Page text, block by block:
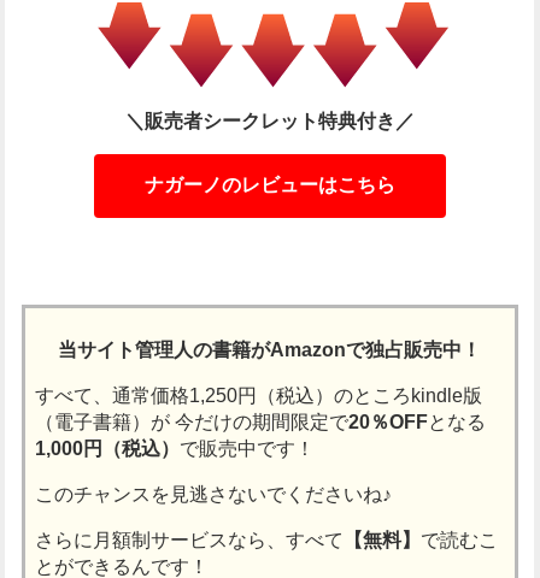
＼販売者シークレット特典付き／
ナガーノのレビューはこちら
当サイト管理人の書籍がAmazonで独占販売中！
すべて、通常価格1,250円（税込）のところkindle版
（電子書籍）が今だけの期間限定で20％OFFとなる
1,000円（税込） で販売中です！
このチャンスを見逃さないでくださいね♪
さらに月額制サービスなら、すべて 【無料】 で読むこ
とができるんです！